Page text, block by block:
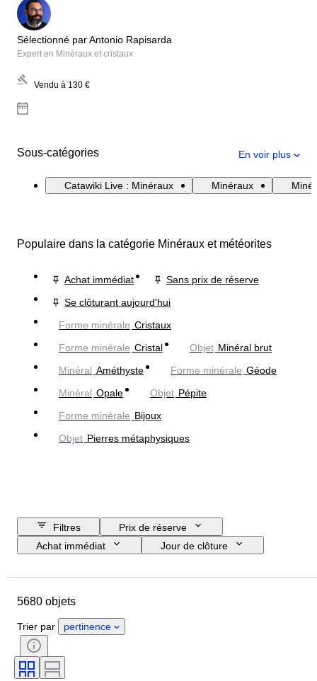
Sélectionné par Antonio Rapisarda
Expert en Minéraux et cristaux
Vendu à 130 €
Sous-catégories En voir plus
Catawiki Live : Minéraux Minéraux
Populaire dans la catégorie Minéraux et météorites
Achat immédiat
Sans prix de réserve
Se clôturant aujourd'hui
Forme minérale Cristaux
Forme minérale Cristal Objet Minéral brut
Minéral Améthyste Forme minérale Géode
Minéral Opale Objet Pépite
Forme minérale Bijoux
Objet Pierres métaphysiques
Filtres
Prix de réserve
Achat immédiat
Jour de clôture
Pays d’origine
Genre
État
Pierre précieuse
Signature
Couleur exacte
5680 objets
Trier par pertinence